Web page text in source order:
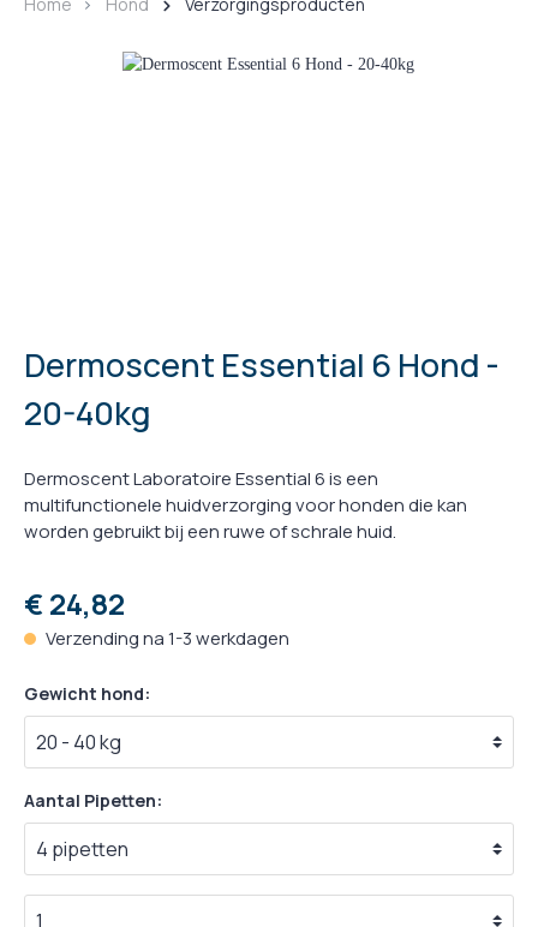
Dermoscent Essential 6 Hond -
20-40kg
Dermoscent Laboratoire Essential 6 is een
multifunctionele huidverzorging voor honden die kan
worden gebruikt bij een ruwe of schrale huid.
€ 24,82
Verzending na 1-3 werkdagen
Gewicht hond:
Aantal Pipetten: